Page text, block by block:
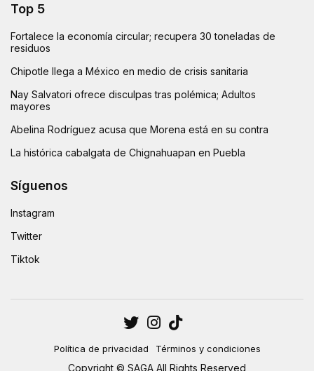
Top 5
Fortalece la economía circular; recupera 30 toneladas de
residuos
Chipotle llega a México en medio de crisis sanitaria
Nay Salvatori ofrece disculpas tras polémica; Adultos
mayores
Abelina Rodríguez acusa que Morena está en su contra
La histórica cabalgata de Chignahuapan en Puebla
Síguenos
Instagram
Twitter
Tiktok
Política de privacidad Términos y condiciones
Copyright © SAGA All Rights Reserved